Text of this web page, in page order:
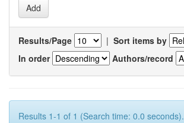
Results/Page | Sort items by
In order
Authors/record
Results 1-1 of 1 (Search time: 0.0 seconds).